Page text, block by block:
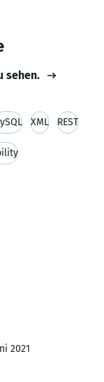
sehen.
XML REST
2021